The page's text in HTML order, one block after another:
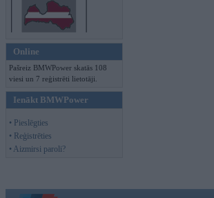
Online
Pašreiz BMWPower skatās 108
viesi un 7 reģistrēti lietotāji.
Ienākt BMWPower
• Pieslēgties
• Reģistrēties
• Aizmirsi paroli?